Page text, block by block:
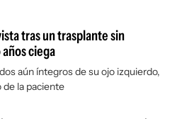
tras un trasplante sin
ciega
aún íntegros de su ojo izquierdo,
la paciente